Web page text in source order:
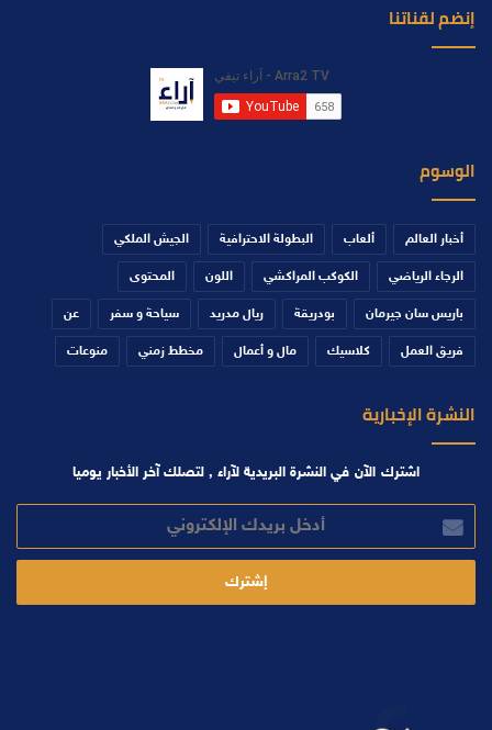
إنضم لقناتنا
الوسوم
أخبار العالم ألعاب البطولة الاحترافية الجيش الملكي
الرجاء الرياضي الكوكب المراكشي اللون المحتوى
باريس سان جيرمان بودريقة ريال مدريد سياحة و سفر عن
فريق العمل كلاسيك مال و أعمال مخطط زمني منوعات
النشرة الإخبارية
اشترك الآن في النشرة البريدية لآراء , لتصلك آخر الأخبار يوميا
بريدك
الإلكتروني